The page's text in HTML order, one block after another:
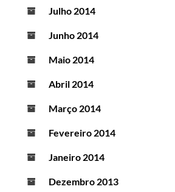
Julho 2014
Junho 2014
Maio 2014
Abril 2014
Março 2014
Fevereiro 2014
Janeiro 2014
Dezembro 2013